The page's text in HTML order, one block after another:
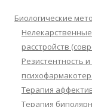
Биологические
расстройств
Резистентность
Терапия
Терапия